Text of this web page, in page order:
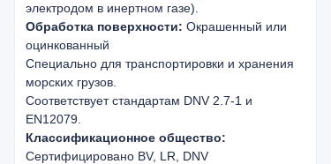
электродом в инертном газе).
Обработка поверхности: Окрашенный или
оцинкованный
Специально для транспортировки и хранения
морских грузов.
Соответствует стандартам DNV 2.7-1 и
EN12079.
Классификационное общество:
Сертифицировано BV, LR, DNV